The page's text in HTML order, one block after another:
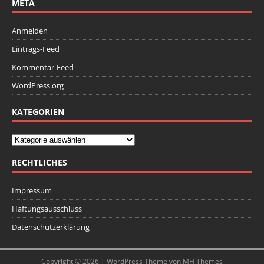
META
Anmelden
Eintrags-Feed
Kommentar-Feed
WordPress.org
KATEGORIEN
RECHTLICHES
Impressum
Haftungsausschluss
Datenschutzerklärung
Copyright © 2026 | WordPress Theme von MH Themes